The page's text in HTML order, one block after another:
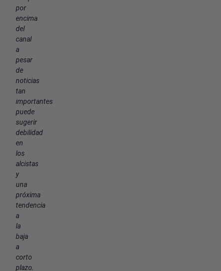
por
encima
del
canal
a
pesar
de
noticias
tan
importantes
puede
sugerir
debilidad
en
los
alcistas
y
una
próxima
tendencia
a
la
baja
a
corto
plazo.